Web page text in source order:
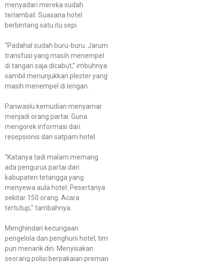
menyadari mereka sudah
terlambat. Suasana hotel
berbintang satu itu sepi.
“Padahal sudah buru-buru. Jarum
transfusi yang masih menempel
di tangan saja dicabut,” imbuhnya
sambil menunjukkan plester yang
masih menempel di lengan.
Panwaslu kemudian menyamar
menjadi orang partai. Guna
mengorek informasi dari
resepsionis dan satpam hotel.
“Katanya tadi malam memang
ada pengurus partai dari
kabupaten tetangga yang
menyewa aula hotel. Pesertanya
sekitar 150 orang. Acara
tertutup,” tambahnya.
Menghindari kecurigaan
pengelola dan penghuni hotel, tim
pun menarik diri. Menyisakan
seorang polisi berpakaian preman